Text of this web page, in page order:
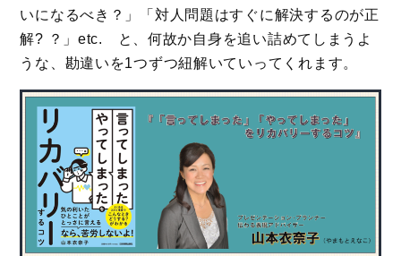
いになるべき？」「対人問題はすぐに解決するのが正
解? ？」etc. と、何故か自身を追い詰めてしまうよ
うな、勘違いを1つずつ紐解いていってくれます。